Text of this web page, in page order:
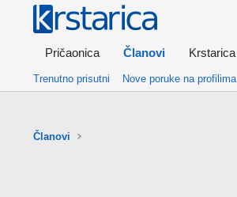
Pričaonica Članovi Krstarica
Trenutno prisutni Nove poruke na profilima
Članovi